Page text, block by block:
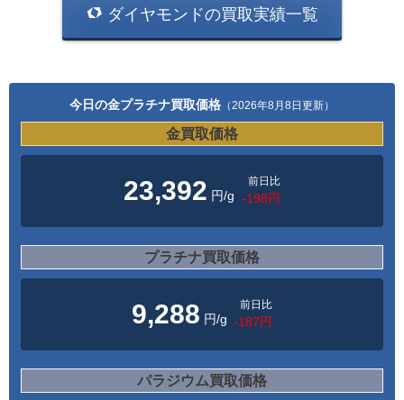
ダイヤモンドの買取実績一覧
今日の金プラチナ買取価格 （2026年8月8日更新）
金買取価格
23,392 円/g
前日比
-198円
プラチナ買取価格
9,288 円/g
前日比
-187円
パラジウム買取価格